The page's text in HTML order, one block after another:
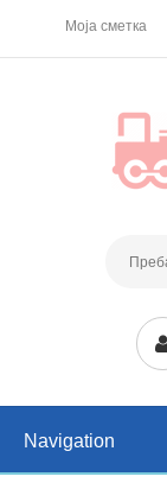
Моја сметка
Navigation